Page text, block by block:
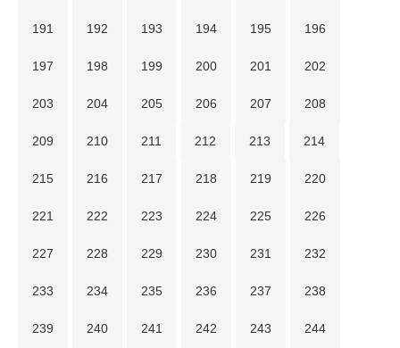
191 192 193 194 195 196
197 198 199 200 201 202
203 204 205 206 207 208
209 210 211 212 213 214
215 216 217 218 219 220
221 222 223 224 225 226
227 228 229 230 231 232
233 234 235 236 237 238
239 240 241 242 243 244